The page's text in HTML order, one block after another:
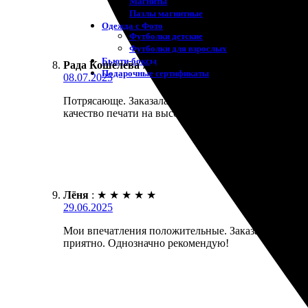
Пазлы магнитные
Одежда с Фото
Футболки детские
Футболки для взрослых
Бьюти-боксы
Подарочные сертификаты
Рада Кошелева : ★
08.07.2025
Потрясающе. Заказала фотокнигу – и не
качество печати на высоте. Очень довольна
Лёня : ★ ★ ★ ★ ★
29.06.2025
Мои впечатления положительные. Заказал
приятно. Однозначно рекомендую!